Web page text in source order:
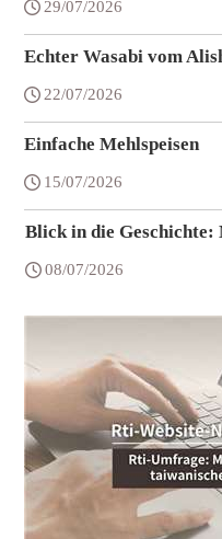
29/07/2026
Echter Wasabi vom
22/07/2026
Einfache Mehlspeisen
15/07/2026
Blick in die Geschichte:
08/07/2026